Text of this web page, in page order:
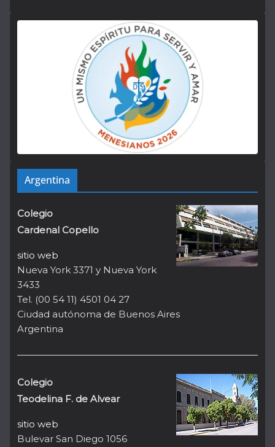
Argentina
Colegio
Cardenal Copello
sitio web
Nueva York 3371 y Nueva York
3433
Tel. (00 54 11) 4501 04 27
Ciudad autónoma de Buenos Aires
Argentina
Colegio
Teodelina F. de Alvear
sitio web
Bulevar San Diego 1056